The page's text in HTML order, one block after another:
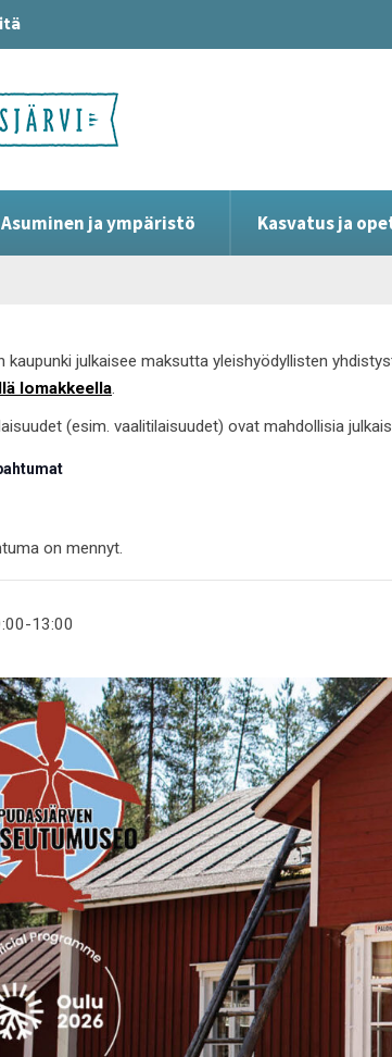
Asuminen ja ympäristö Kasvatus ja
kaupunki julkaisee maksutta yleishyödyllisten
lomakkeella.
(esim. vaalitilaisuudet) ovat mahdollisia
on mennyt.
-13:00